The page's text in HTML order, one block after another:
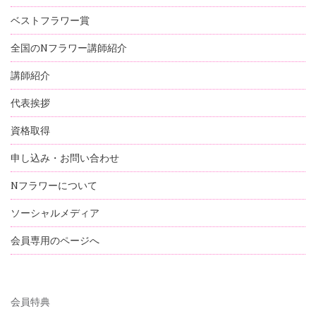
ベストフラワー賞
全国のNフラワー講師紹介
講師紹介
代表挨拶
資格取得
申し込み・お問い合わせ
Nフラワーについて
ソーシャルメディア
会員専用のページへ
会員特典